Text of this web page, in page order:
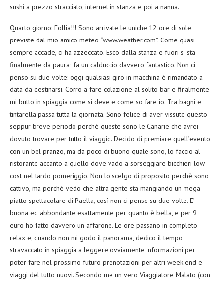
sushi a prezzo stracciato, internet in stanza e poi a nanna.
Quarto giorno: Follia!!! Sono arrivate le uniche 12 ore di sole
previste dal mio amico meteo “www.weather.com”. Come quasi
sempre accade, ci ha azzeccato. Esco dalla stanza e fuori si sta
finalmente da paura; fa un calduccio davvero fantastico. Non ci
penso su due volte: oggi qualsiasi giro in macchina è rimandato a
data da destinarsi. Corro a fare colazione al solito bar e finalmente
mi butto in spiaggia come si deve e come so fare io. Tra bagni e
tintarella passa tutta la giornata. Sono felice di aver vissuto questo
seppur breve periodo perchè queste sono le Canarie che avrei
dovuto trovare per tutto il viaggio. Decido di premiare quell’evento
con un bel pranzo, ma da poco di buono quale sono, lo faccio al
ristorante accanto a quello dove vado a sorseggiare bicchieri low-
cost nel tardo pomeriggio. Non lo scelgo di proposito perchè sono
cattivo, ma perchè vedo che altra gente sta mangiando un mega-
piatto spettacolare di Paella, così non ci penso su due volte. E’
buona ed abbondante esattamente per quanto è bella, e per 9
euro ho fatto davvero un affarone. Le ore passano in completo
relax e, quando non mi godo il panorama, dedico il tempo
stravaccato in spiaggia a leggere ovviamente informazioni per
poter fare nel prossimo futuro prenotazioni per altri week-end e
viaggi del tutto nuovi. Secondo me un vero Viaggiatore Malato (con